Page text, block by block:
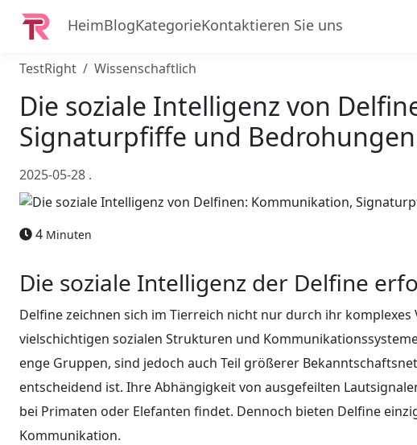
HeimBlogKategorieKontaktieren Sie uns
TestRight Wissenschaftlich
Die soziale Intelligenz von
Signaturpfiffe und
2025-05-28 .
4 Minuten
Die soziale Intelligenz der Delfine
Delfine zeichnen sich im Tierreich nicht nur durch ihr
vielschichtigen sozialen Strukturen und
enge Gruppen, sind jedoch auch Teil größerer
entscheidend ist. Ihre Abhängigkeit von ausgefeilten
bei Primaten oder Elefanten findet. Dennoch bieten Delfine
Kommunikation.